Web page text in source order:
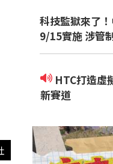
科技監獄來了
9/15實施 涉管
新賽道